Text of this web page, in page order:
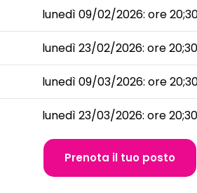
lunedì 09/02/2026: ore
lunedì 23/02/2026: ore 20;30
lunedì 09/03/2026: ore
lunedì 23/03/2026: ore 20;30
Prenota il tuo posto